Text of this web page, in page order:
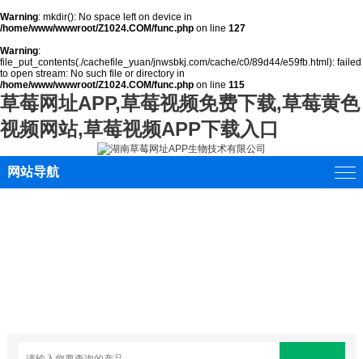
Warning: mkdir(): No space left on device in
/home/www/wwwroot/Z1024.COM/func.php on line 127
Warning:
file_put_contents(./cachefile_yuan/jnwsbkj.com/cache/c0/89d44/e59fb.html): failed
to open stream: No such file or directory in
/home/www/wwwroot/Z1024.COM/func.php on line 115
草莓网址APP,草莓视频免费下载,草莓黄色
视频网站,草莓视频APP下载入口
网站导航